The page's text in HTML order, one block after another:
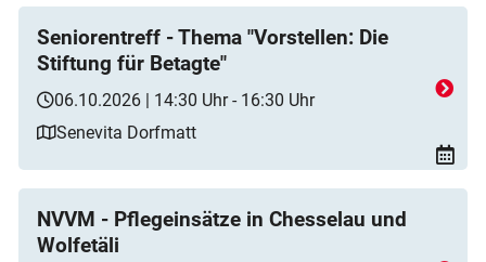
Seniorentreff - Thema "Vorstellen: Die
Stiftung für Betagte"
06.10.2026 | 14:30 Uhr - 16:30 Uhr
Senevita Dorfmatt
NVVM - Pflegeinsätze in Chesselau und
Wolfetäli